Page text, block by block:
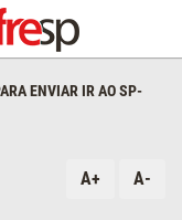
ENVIAR IR AO SP-
A+ A-